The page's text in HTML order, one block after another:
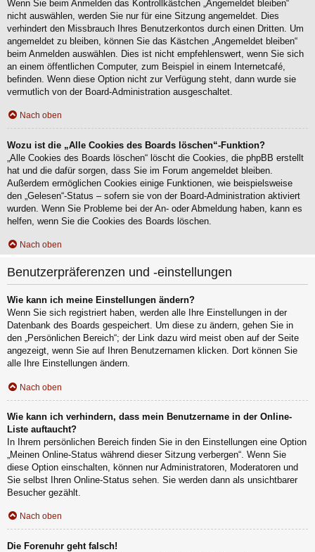
Wenn Sie beim Anmelden das Kontrollkästchen „Angemeldet bleiben“
nicht auswählen, werden Sie nur für eine Sitzung angemeldet. Dies
verhindert den Missbrauch Ihres Benutzerkontos durch einen Dritten. Um
angemeldet zu bleiben, können Sie das Kästchen „Angemeldet bleiben“
beim Anmelden auswählen. Dies ist nicht empfehlenswert, wenn Sie sich
an einem öffentlichen Computer, zum Beispiel in einem Internetcafé,
befinden. Wenn diese Option nicht zur Verfügung steht, dann wurde sie
vermutlich von der Board-Administration ausgeschaltet.
Nach oben
Wozu ist die „Alle Cookies des Boards löschen“-Funktion?
„Alle Cookies des Boards löschen“ löscht die Cookies, die phpBB erstellt
hat und die dafür sorgen, dass Sie im Forum angemeldet bleiben.
Außerdem ermöglichen Cookies einige Funktionen, wie beispielsweise
den „Gelesen“-Status – sofern sie von der Board-Administration aktiviert
wurden. Wenn Sie Probleme bei der An- oder Abmeldung haben, kann es
helfen, wenn Sie die Cookies des Boards löschen.
Nach oben
Benutzerpräferenzen und -einstellungen
Wie kann ich meine Einstellungen ändern?
Wenn Sie sich registriert haben, werden alle Ihre Einstellungen in der
Datenbank des Boards gespeichert. Um diese zu ändern, gehen Sie in
den „Persönlichen Bereich“; der Link dazu wird meist oben auf der Seite
angezeigt, wenn Sie auf Ihren Benutzernamen klicken. Dort können Sie
alle Ihre Einstellungen ändern.
Nach oben
Wie kann ich verhindern, dass mein Benutzername in der Online-
Liste auftaucht?
In Ihrem persönlichen Bereich finden Sie in den Einstellungen eine Option
„Meinen Online-Status während dieser Sitzung verbergen“. Wenn Sie
diese Option einschalten, können nur Administratoren, Moderatoren und
Sie selbst Ihren Online-Status sehen. Sie werden dann als unsichtbarer
Besucher gezählt.
Nach oben
Die Forenuhr geht falsch!